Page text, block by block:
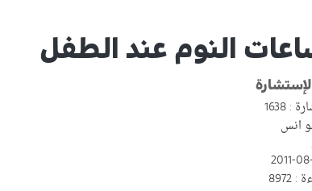
النوم عند الطفل
1638
انس